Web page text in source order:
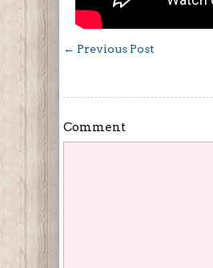
← Previous Post
Comment